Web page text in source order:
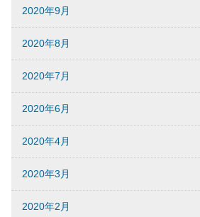
2020年9月
2020年8月
2020年7月
2020年6月
2020年4月
2020年3月
2020年2月